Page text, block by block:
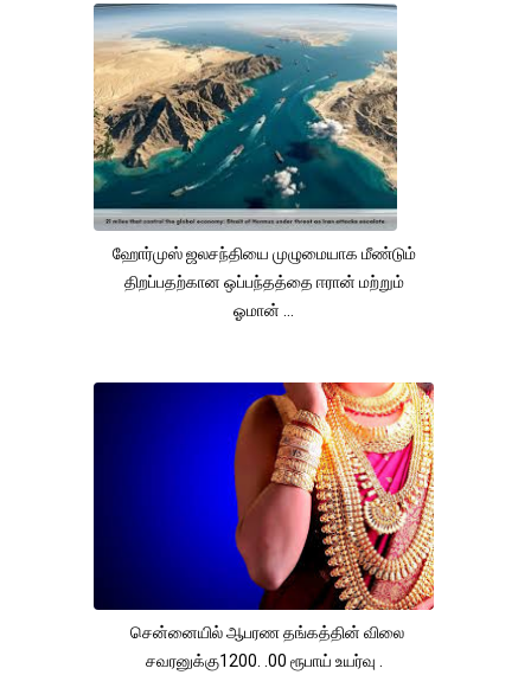
ஹோர்முஸ் ஜலசந்தியை முழுமையாக மீண்டும்
திறப்பதற்கான ஒப்பந்தத்தை ஈரான் மற்றும்
ஓமான் ...
சென்னையில் ஆபரண தங்கத்தின் விலை
சவரனுக்கு1200. .00 ரூபாய் உயர்வு .